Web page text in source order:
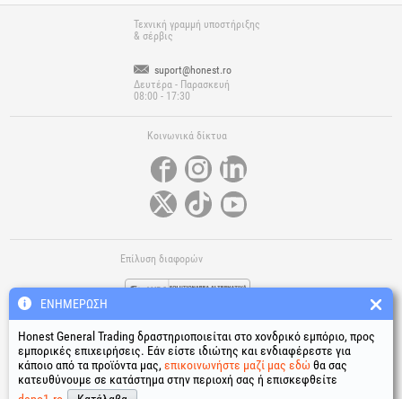
Τεχνική γραμμή υποστήριξης
& σέρβις
suport@honest.ro
Δευτέρα - Παρασκευή
08:00 - 17:30
Κοινωνικά δίκτυα
Επίλυση διαφορών
Χρήσιμοι σύνδεσμοι
ΕΝΗΜΈΡΩΣΗ
Honest General Trading δραστηριοποιείται στο χονδρικό εμπόριο, προς
εμπορικές επιχειρήσεις. Εάν είστε ιδιώτης και ενδιαφέρεστε για
κάποιο από τα προϊόντα μας, επικοινωνήστε μαζί μας εδώ θα σας
κατευθύνουμε σε κατάστημα στην περιοχή σας ή επισκεφθείτε